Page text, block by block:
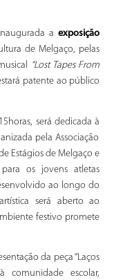
aexposição
de Melgaço, pelas
“Lost Tapes From
patente ao público
será dedicada à
pela Associação
Estágios de Melgaço e
os jovens atletas
ao longo do
será aberto ao
festivo promete
da peça “Laços
comunidade escolar,